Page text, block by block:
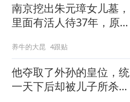
南京挖出朱元璋女儿墓，
里面有活人待37年，原因
养牛的大昆 4跟贴
他夺取了外孙的皇位，统
一天下后却被儿子所杀，